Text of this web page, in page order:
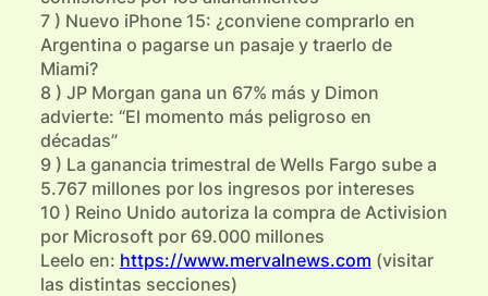
7 ) Nuevo iPhone 15: ¿conviene comprarlo en
Argentina o pagarse un pasaje y traerlo de
Miami?
8 ) JP Morgan gana un 67% más y Dimon
advierte: “El momento más peligroso en
décadas”
9 ) La ganancia trimestral de Wells Fargo sube a
5.767 millones por los ingresos por intereses
10 ) Reino Unido autoriza la compra de Activision
por Microsoft por 69.000 millones
Leelo en: https://www.mervalnews.com (visitar
las distintas secciones)